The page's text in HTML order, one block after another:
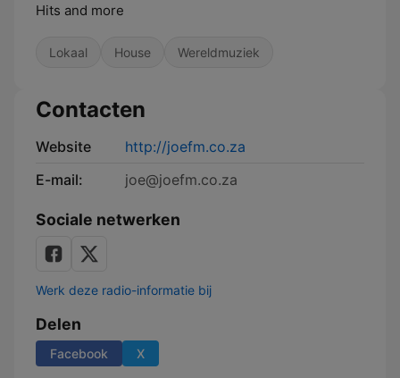
Hits and more
Lokaal House Wereldmuziek
Contacten
Website
http://joefm.co.za
E-mail:
joe@joefm.co.za
Sociale netwerken
Werk deze radio-informatie bij
Delen
Facebook X